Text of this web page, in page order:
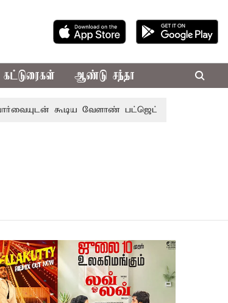
கட்டுரைகள் ஆண்டு சந்தா
கூடிய வேளாண் பட்ஜெட்: முதல்-அமைச்சர்